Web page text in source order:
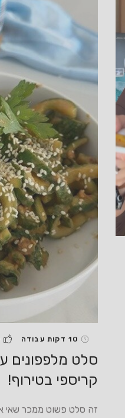
קריספי בטירוף!
זה סלט פשוט ממכר שאי